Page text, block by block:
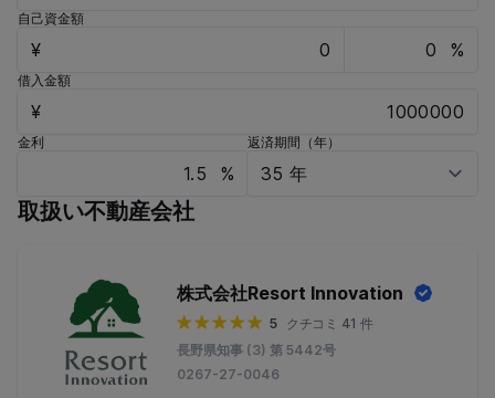
自己資金額
¥ %
借入金額
¥
金利
%
返済期間（年）
取扱い不動産会社
株式会社Resort Innovation
5
クチコミ 41 件
長野県知事 (3) 第 5442号
0267-27-0046